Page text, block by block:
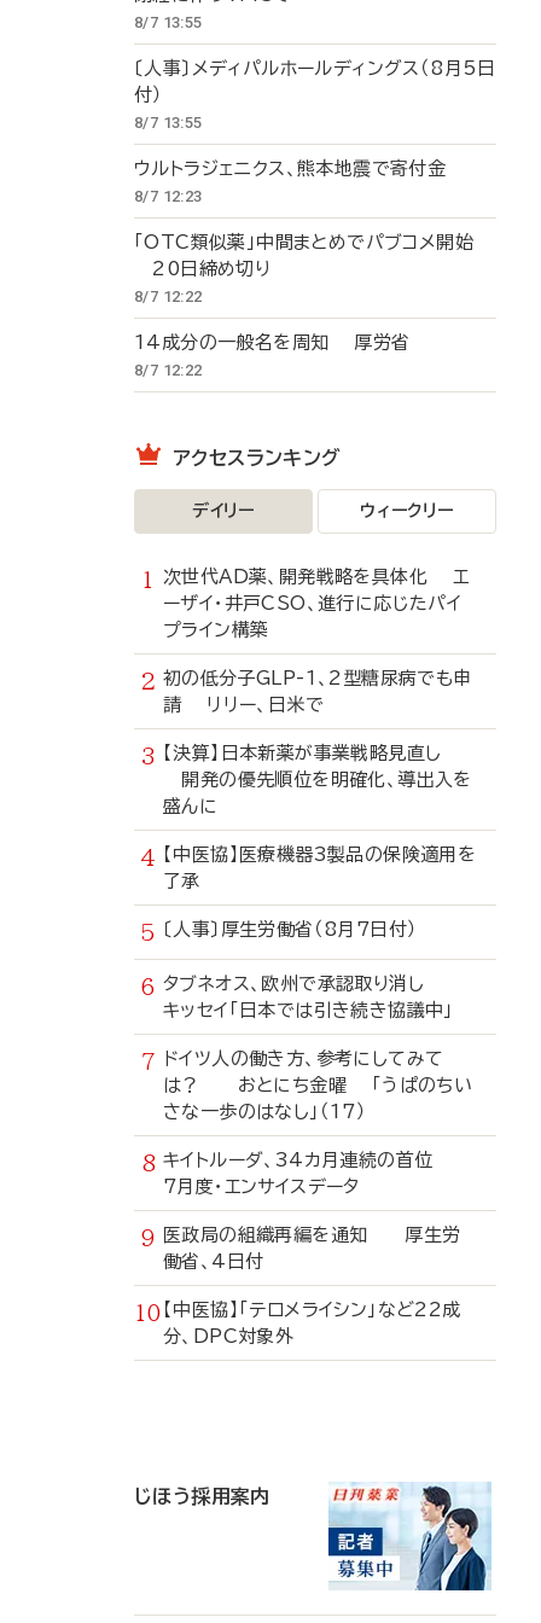
8/7 13:55
〔人事〕メディパルホールディングス（8月5日
付）
8/7 13:55
ウルトラジェニクス、熊本地震で寄付金
8/7 12:23
「OTC類似薬」中間まとめでパブコメ開始
20日締め切り
8/7 12:22
14成分の一般名を周知 厚労省
8/7 12:22
アクセスランキング
デイリー ウィークリー
次世代AD薬、開発戦略を具体化 エ
ーザイ・井戸CSO、進行に応じたパイ
プライン構築
初の低分子GLP-1、2型糖尿病でも申
請 リリー、日米で
【決算】日本新薬が事業戦略見直し
開発の優先順位を明確化、導出入を
盛んに
【中医協】医療機器3製品の保険適用を
了承
〔人事〕厚生労働省（8月7日付）
タブネオス、欧州で承認取り消し
キッセイ「日本では引き続き協議中」
ドイツ人の働き方、参考にしてみて
は？ おとにち金曜 「うぱのちい
さな一歩のはなし」（17）
キイトルーダ、34カ月連続の首位
7月度・エンサイスデータ
医政局の組織再編を通知 厚生労
働省、4日付
【中医協】「テロメライシン」など22成
分、DPC対象外
じほう採用案内